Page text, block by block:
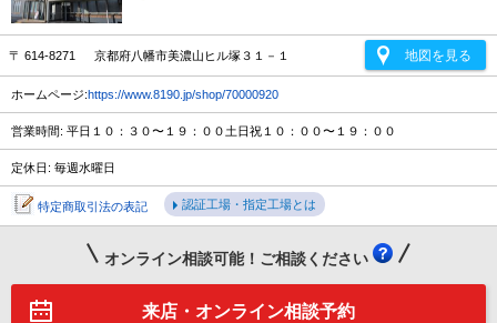
〒 614-8271 京都府八幡市美濃山ヒル塚３１－１ 地図を見る
ホームページ:https://www.8190.jp/shop/70000920
営業時間: 平日１０：３０〜１９：００土日祝１０：００〜１９：００
定休日: 毎週水曜日
特定商取引法の表記 認証工場・指定工場とは
オンライン相談可能！ご相談ください
来店・オンライン相談予約